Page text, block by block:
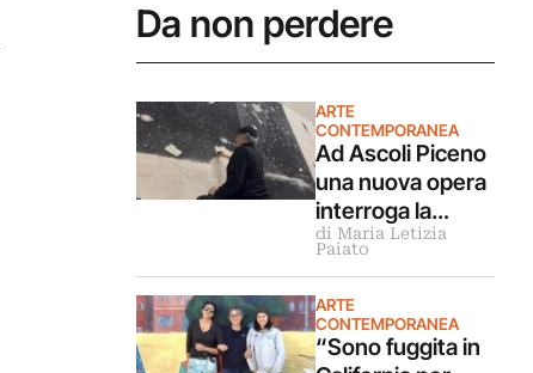
Da non perdere
ARTE
CONTEMPORANEA
Ad Ascoli Piceno
una nuova opera
interroga la
Sibilla. Intervista
Galliani
di Maria Letizia
Paiato
ARTE
CONTEMPORANEA
“Sono fuggita in